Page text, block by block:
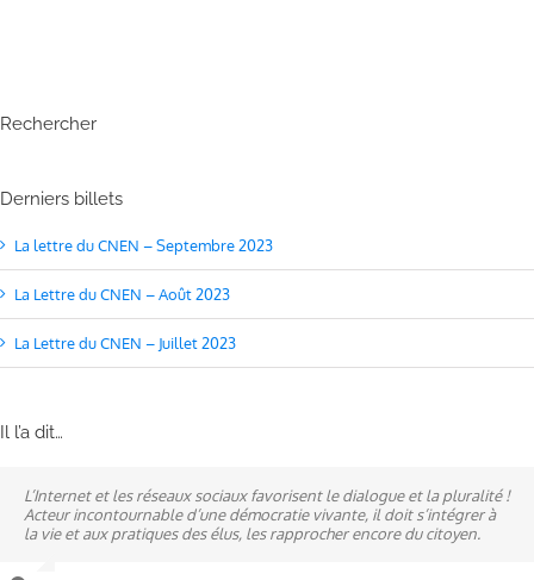
Rechercher
Derniers billets
La lettre du CNEN – Septembre 2023
La Lettre du CNEN – Août 2023
La Lettre du CNEN – Juillet 2023
Il l’a dit…
L’Internet et les réseaux sociaux favorisent le dialogue et la pluralité !
Acteur incontournable d’une démocratie vivante, il doit s’intégrer à
la vie et aux pratiques des élus, les rapprocher encore du citoyen.
Ne pas subir, mais construire son destin, telle est la philosophie qui
n’a cessé de mobiliser la ville d’Alençon, son agglomération et ses
élus.
A mes yeux, la politique est synonyme de service : un sénateur doit
être au service des élus et des communes comme un maire sait si bien
l’être au service des habitants.